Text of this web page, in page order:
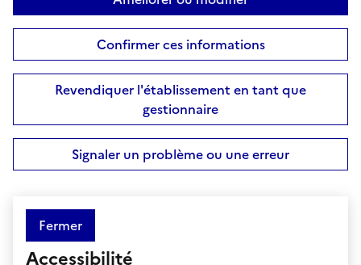
Confirmer ces informations
Revendiquer l'établissement en tant que
gestionnaire
Signaler un problème ou une erreur
Fermer
Accessibilité